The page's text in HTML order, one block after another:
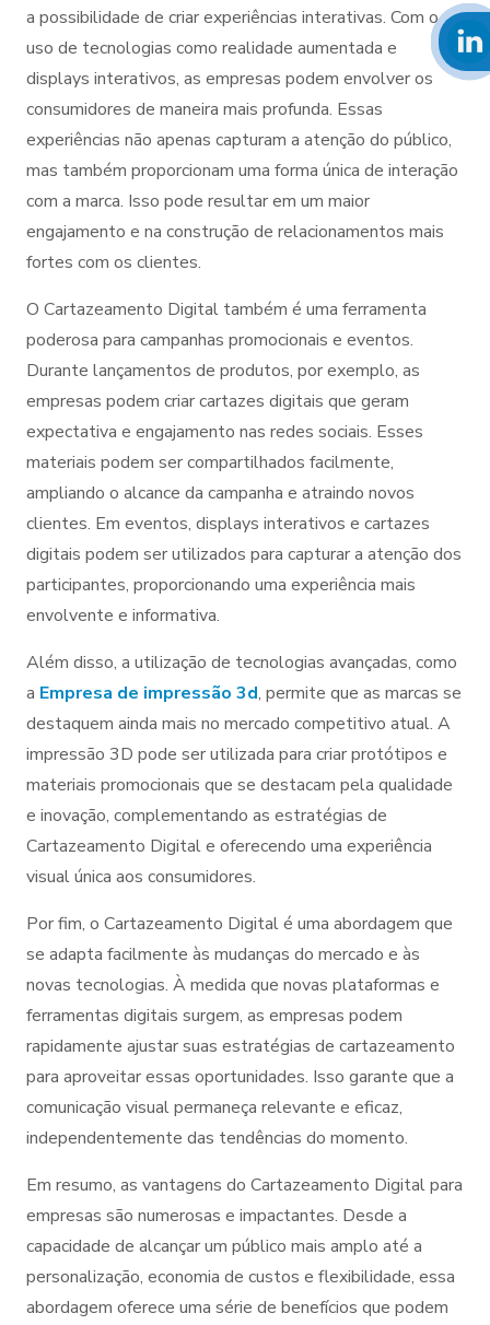
a possibilidade de criar experiências interativas. Com o
uso de tecnologias como realidade aumentada e
displays interativos, as empresas podem envolver os
consumidores de maneira mais profunda. Essas
experiências não apenas capturam a atenção do público,
mas também proporcionam uma forma única de interação
com a marca. Isso pode resultar em um maior
engajamento e na construção de relacionamentos mais
fortes com os clientes.
O Cartazeamento Digital também é uma ferramenta
poderosa para campanhas promocionais e eventos.
Durante lançamentos de produtos, por exemplo, as
empresas podem criar cartazes digitais que geram
expectativa e engajamento nas redes sociais. Esses
materiais podem ser compartilhados facilmente,
ampliando o alcance da campanha e atraindo novos
clientes. Em eventos, displays interativos e cartazes
digitais podem ser utilizados para capturar a atenção dos
participantes, proporcionando uma experiência mais
envolvente e informativa.
Além disso, a utilização de tecnologias avançadas, como
a Empresa de impressão 3d, permite que as marcas se
destaquem ainda mais no mercado competitivo atual. A
impressão 3D pode ser utilizada para criar protótipos e
materiais promocionais que se destacam pela qualidade
e inovação, complementando as estratégias de
Cartazeamento Digital e oferecendo uma experiência
visual única aos consumidores.
Por fim, o Cartazeamento Digital é uma abordagem que
se adapta facilmente às mudanças do mercado e às
novas tecnologias. À medida que novas plataformas e
ferramentas digitais surgem, as empresas podem
rapidamente ajustar suas estratégias de cartazeamento
para aproveitar essas oportunidades. Isso garante que a
comunicação visual permaneça relevante e eficaz,
independentemente das tendências do momento.
Em resumo, as vantagens do Cartazeamento Digital para
empresas são numerosas e impactantes. Desde a
capacidade de alcançar um público mais amplo até a
personalização, economia de custos e flexibilidade, essa
abordagem oferece uma série de benefícios que podem